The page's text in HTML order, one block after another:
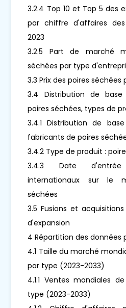
3.2.4 Top 10 et Top 5 des
par chiffre d'affaires
2023
3.2.5 Part de marché
séchées par type
3.3 Prix des poires
3.4 Distribution de
poires séchées, types de
3.4.1 Distribution de
fabricants de poires
3.4.2 Type de produit :
3.4.3 Date
internationaux sur le
séchées
3.5 Fusions et
d'expansion
4 Répartition des données
4.1 Taille du marché
par type (2023-2033)
4.1.1 Ventes mondiales
type (2023-2033)